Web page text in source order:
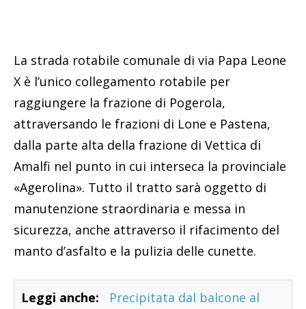
La strada rotabile comunale di via Papa Leone
X è l’unico collegamento rotabile per
raggiungere la frazione di Pogerola,
attraversando le frazioni di Lone e Pastena,
dalla parte alta della frazione di Vettica di
Amalfi nel punto in cui interseca la provinciale
«Agerolina». Tutto il tratto sarà oggetto di
manutenzione straordinaria e messa in
sicurezza, anche attraverso il rifacimento del
manto d’asfalto e la pulizia delle cunette.
Leggi anche:
Precipitata dal balcone al